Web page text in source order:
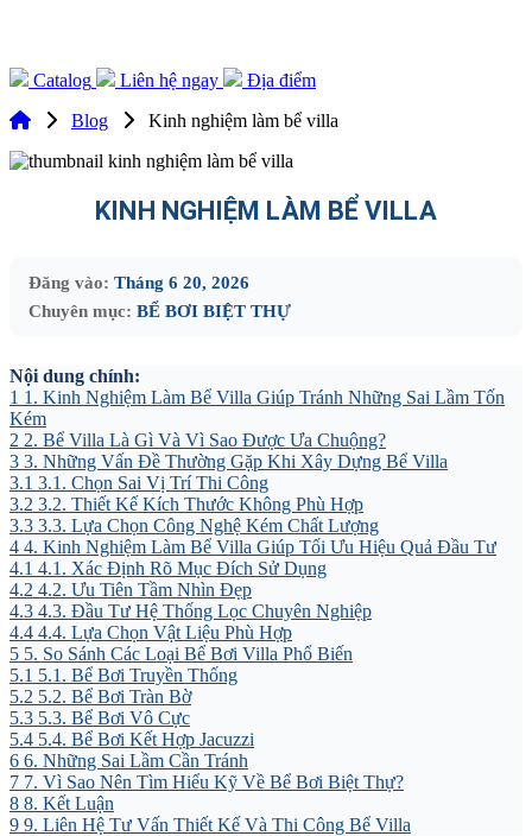
Catalog Liên hệ ngay
Địa điểm
Blog
Kinh nghiệm làm bể villa
KINH NGHIỆM LÀM BỂ VILLA
Đăng vào: Tháng 6 20, 2026
Chuyên mục: BỂ BƠI BIỆT THỰ
Nội dung chính:
1 1. Kinh Nghiệm Làm Bể Villa Giúp Tránh Những Sai Lầm Tốn
Kém
2 2. Bể Villa Là Gì Và Vì Sao Được Ưa Chuộng?
3 3. Những Vấn Đề Thường Gặp Khi Xây Dựng Bể Villa
3.1 3.1. Chọn Sai Vị Trí Thi Công
3.2 3.2. Thiết Kế Kích Thước Không Phù Hợp
3.3 3.3. Lựa Chọn Công Nghệ Kém Chất Lượng
4 4. Kinh Nghiệm Làm Bể Villa Giúp Tối Ưu Hiệu Quả Đầu Tư
4.1 4.1. Xác Định Rõ Mục Đích Sử Dụng
4.2 4.2. Ưu Tiên Tầm Nhìn Đẹp
4.3 4.3. Đầu Tư Hệ Thống Lọc Chuyên Nghiệp
4.4 4.4. Lựa Chọn Vật Liệu Phù Hợp
5 5. So Sánh Các Loại Bể Bơi Villa Phổ Biến
5.1 5.1. Bể Bơi Truyền Thống
5.2 5.2. Bể Bơi Tràn Bờ
5.3 5.3. Bể Bơi Vô Cực
5.4 5.4. Bể Bơi Kết Hợp Jacuzzi
6 6. Những Sai Lầm Cần Tránh
7 7. Vì Sao Nên Tìm Hiểu Kỹ Về Bể Bơi Biệt Thự?
8 8. Kết Luận
9 9. Liên Hệ Tư Vấn Thiết Kế Và Thi Công Bể Villa